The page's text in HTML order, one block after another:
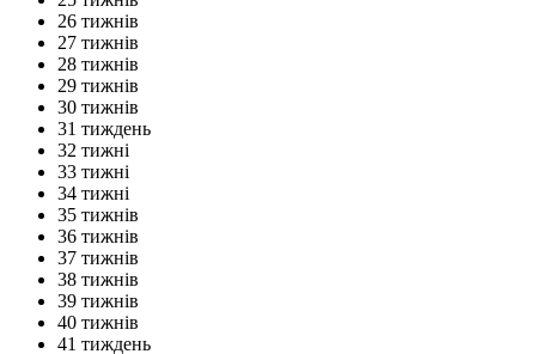
26 тижнів
27 тижнів
28 тижнів
29 тижнів
30 тижнів
31 тиждень
32 тижні
33 тижні
34 тижні
35 тижнів
36 тижнів
37 тижнів
38 тижнів
39 тижнів
40 тижнів
41 тиждень